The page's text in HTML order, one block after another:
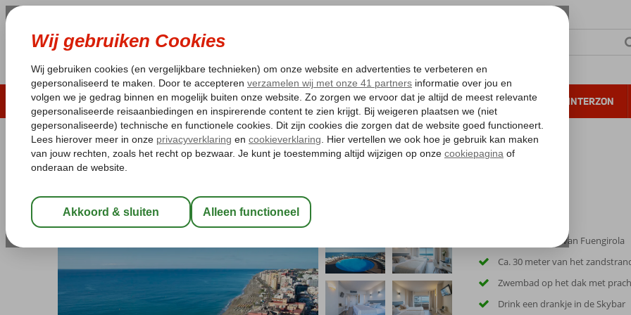
LAST MINUTE ZOMER 2026 ZONVAKANTIE VERRE REIZEN ALL INCLUSIVE WINTERZON
Pakketgarantie Laagsteprijsgarantie* Gratis annuleren*
Home
Spanje Costa del Sol
El Puerto
Logies-Hotel
In het centrum van Fuengirola
Ca. 30 meter van het
Zwembad op het dak met
Drink een drankje in de Skybar